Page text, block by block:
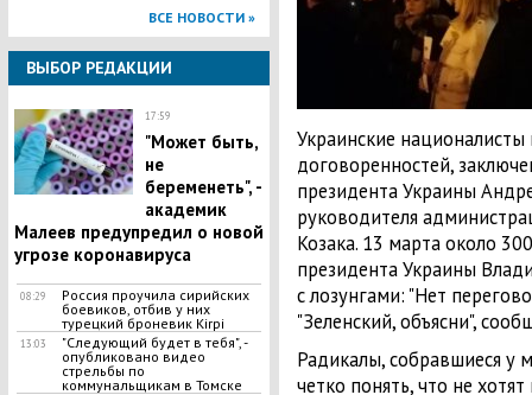
ВСЕ НОВОСТИ »
ВЫБОР РЕДАКЦИИ
17:59
"Может быть,
не
беременеть", -
академик
Малеев предупредил о новой
угрозе коронавируса
08:29
Россия проучила сирийских
боевиков, отбив у них
турецкий броневик Kirpi
13:03
"Следующий будет в тебя", -
опубликовано видео
стрельбы по
коммунальщикам в Томске
Украинские
договоренностей,
президента Украины
руководителя
Козака. 13 марта около
президента Украины
с лозунгами: "Нет
"Зеленский, объясни",
Радикалы, собравшиеся у
четко понять, что не